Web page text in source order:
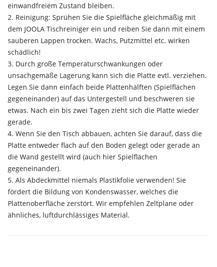
einwandfreiem Zustand bleiben.
2. Reinigung: Sprühen Sie die Spielfläche gleichmäßig mit
dem JOOLA Tischreiniger ein und reiben Sie dann mit einem
sauberen Lappen trocken. Wachs, Putzmittel etc. wirken
schädlich!
3. Durch große Temperaturschwankungen oder
unsachgemäße Lagerung kann sich die Platte evtl. verziehen.
Legen Sie dann einfach beide Plattenhälften (Spielflächen
gegeneinander) auf das Untergestell und beschweren sie
etwas. Nach ein bis zwei Tagen zieht sich die Platte wieder
gerade.
4. Wenn Sie den Tisch abbauen, achten Sie darauf, dass die
Platte entweder flach auf den Boden gelegt oder gerade an
die Wand gestellt wird (auch hier Spielflächen
gegeneinander).
5. Als Abdeckmittel niemals Plastikfolie verwenden! Sie
fördert die Bildung von Kondenswasser, welches die
Plattenoberfläche zerstört. Wir empfehlen Zeltplane oder
ähnliches, luftdurchlässiges Material.